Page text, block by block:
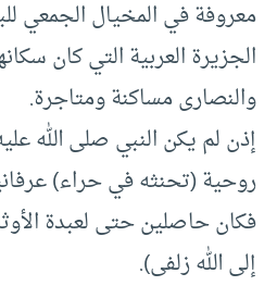
معروفة في المخيال الجمعي
الجزيرة العربية التي كان
والنصارى مساكنة ومتاجرة.
إذن لم يكن النبي صلى الله
روحية (تحنثه في حراء)
فكان حاصلين حتى لعبدة
إلى الله زلفى).